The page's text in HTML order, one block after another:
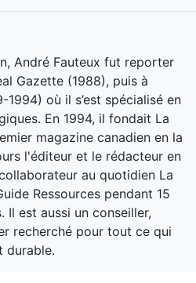
André Fauteux fut reporter
Gazette (1988), puis à
où il s’est spécialisé en
En 1994, il fondait La
magazine canadien en la
l'éditeur et le rédacteur en
au quotidien La
Ressources pendant 15
Il est aussi un conseiller,
recherché pour tout ce qui
durable.